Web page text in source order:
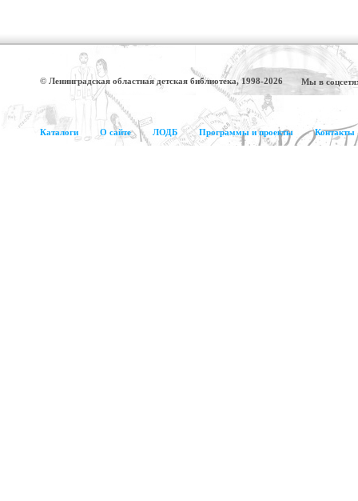
© Ленинградская областная детская библиотека, 1998-2026 Мы в
Каталоги О сайте ЛОДБ Программы и проекты Контакты